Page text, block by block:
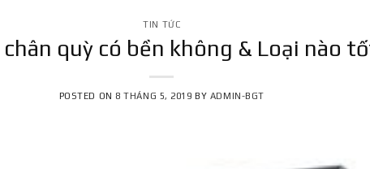
TIN TỨC
chân quỳ có bền không & Loại nào
POSTED ON 8 THÁNG 5, 2019 BY ADMIN-BGT